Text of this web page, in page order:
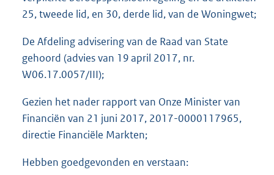
25, tweede lid, en 30, derde lid, van de Woningwet;
De Afdeling advisering van de Raad van State
gehoord (advies van 19 april 2017, nr.
W06.17.0057/III);
Gezien het nader rapport van Onze Minister van
Financiën van 21 juni 2017, 2017-0000117965,
directie Financiële Markten;
Hebben goedgevonden en verstaan: